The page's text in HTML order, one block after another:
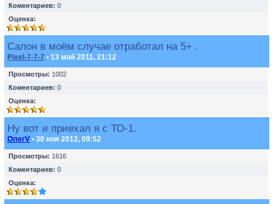
Коментариев: 0
Оценка:
Салон в моём случае отработал на 5+ .
Pixel-7-7-7 • 13 май 2011, 21:12
Просмотры: 1002
Коментариев: 0
Оценка:
Ну вот и приехал я с ТО-1.
ОлегV • 30 ноя 2012, 09:52
Просмотры: 1616
Коментариев: 0
Оценка: